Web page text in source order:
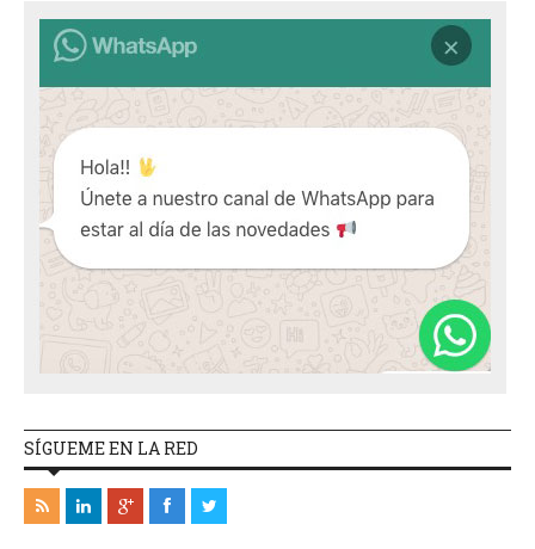
SÍGUEME EN LA RED